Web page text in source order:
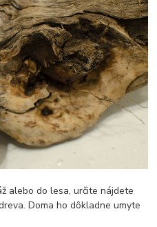
alebo do lesa, určite nájdete
Doma ho dôkladne umyte